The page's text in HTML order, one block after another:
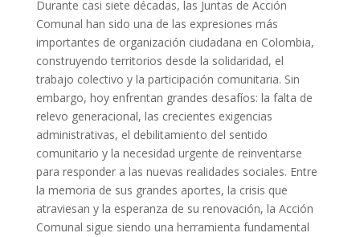
Durante casi siete décadas, las Juntas de Acción
Comunal han sido una de las expresiones más
importantes de organización ciudadana en Colombia,
construyendo territorios desde la solidaridad, el
trabajo colectivo y la participación comunitaria. Sin
embargo, hoy enfrentan grandes desafíos: la falta de
relevo generacional, las crecientes exigencias
administrativas, el debilitamiento del sentido
comunitario y la necesidad urgente de reinventarse
para responder a las nuevas realidades sociales. Entre
la memoria de sus grandes aportes, la crisis que
atraviesan y la esperanza de su renovación, la Acción
Comunal sigue siendo una herramienta fundamental